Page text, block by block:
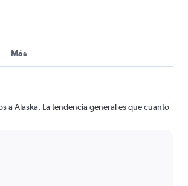
Más
a Alaska. La tendencia general es que cuanto